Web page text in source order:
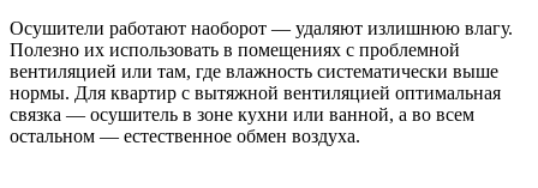
Осушители работают наоборот — удаляют излишнюю влагу.
Полезно их использовать в помещениях с проблемной
вентиляцией или там, где влажность систематически выше
нормы. Для квартир с вытяжной вентиляцией оптимальная
связка — осушитель в зоне кухни или ванной, а во всем
остальном — естественное обмен воздуха.